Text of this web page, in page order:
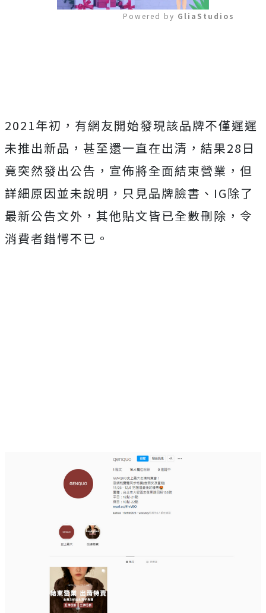
Powered by GliaStudios
2021年初，有網友開始發現該品牌不僅遲遲
未推出新品，甚至還一直在出清，結果28日
竟突然發出公告，宣佈將全面結束營業，但
詳細原因並未說明，只見品牌臉書、IG除了
最新公告文外，其他貼文皆已全數刪除，令
消費者錯愕不已。